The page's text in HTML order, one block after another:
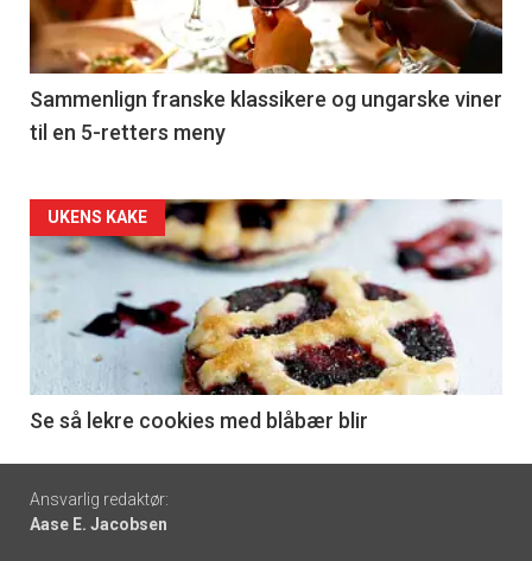
-
5
Sammenlign franske klassikere og ungarske viner
til en 5-retters meny
Forsiden
akkurat
nå
6
UKENS KAKE
Se så lekre cookies med blåbær blir
Footer
-
Ansvarlig redaktør:
Aase E. Jacobsen